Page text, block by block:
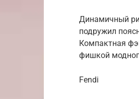
Динамичный
подружил
Компактная
фишкой
Fendi